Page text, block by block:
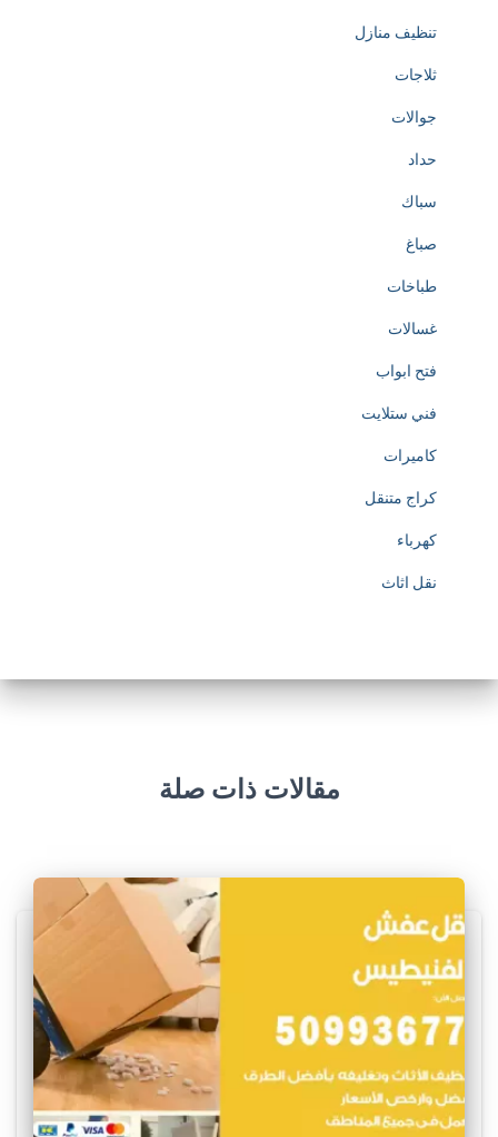
تنظيف منازل
ثلاجات
جوالات
حداد
سباك
صباغ
طباخات
غسالات
فتح ابواب
فني ستلايت
كاميرات
كراج متنقل
كهرباء
نقل اثاث
مقالات ذات صلة